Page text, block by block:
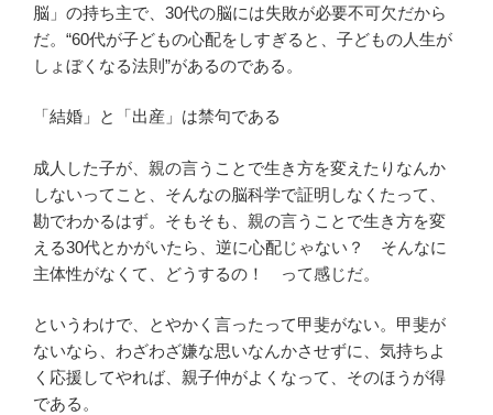
脳」の持ち主で、30代の脳には失敗が必要不可欠だから
だ。“60代が子どもの心配をしすぎると、子どもの人生が
しょぼくなる法則”があるのである。
「結婚」と「出産」は禁句である
成人した子が、親の言うことで生き方を変えたりなんか
しないってこと、そんなの脳科学で証明しなくたって、
勘でわかるはず。そもそも、親の言うことで生き方を変
える30代とかがいたら、逆に心配じゃない？ そんなに
主体性がなくて、どうするの！ って感じだ。
というわけで、とやかく言ったって甲斐がない。甲斐が
ないなら、わざわざ嫌な思いなんかさせずに、気持ちよ
く応援してやれば、親子仲がよくなって、そのほうが得
である。